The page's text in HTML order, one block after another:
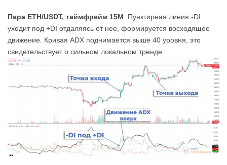
Пара ETH/USDT, таймфрейм 15M. Пунктирная линия -DI
уходит под +DI отдаляясь от нее, формируется восходящее
движение. Кривая ADX поднимается выше 40 уровня, это
свидетельствует о сильном локальном тренде.